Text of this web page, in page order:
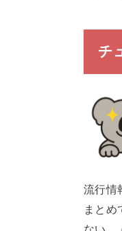
チ
流行情
まとめ